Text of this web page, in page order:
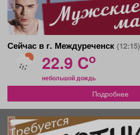
Сейчас в г. Междуреченск (12:15)
22.9 Co
небольшой дождь
Подробнее